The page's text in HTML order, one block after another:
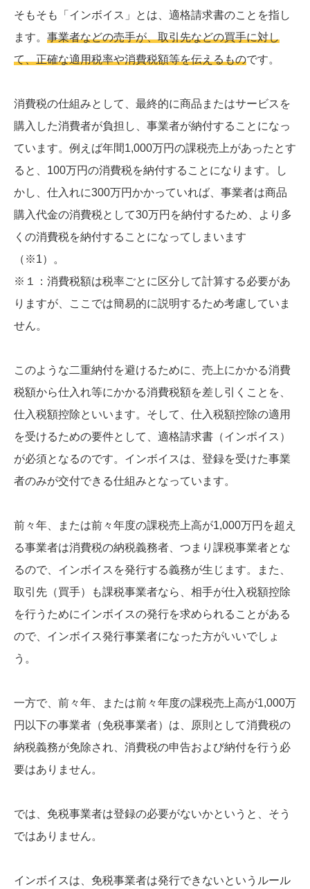
そもそも「インボイス」とは、適格請求書のことを指し
ます。 事業者などの売手が、取引先などの買手に対し
て、正確な適用税率や消費税額等を伝えるものです。
消費税の仕組みとして、最終的に商品またはサービスを
購入した消費者が負担し、事業者が納付することになっ
ています。例えば年間1,000万円の課税売上があったとす
ると、100万円の消費税を納付することになります。し
かし、仕入れに300万円かかっていれば、事業者は商品
購入代金の消費税として30万円を納付するため、より多
くの消費税を納付することになってしまいます
（※1）。
※１：消費税額は税率ごとに区分して計算する必要があ
りますが、ここでは簡易的に説明するため考慮していま
せん。
このような二重納付を避けるために、売上にかかる消費
税額から仕入れ等にかかる消費税額を差し引くことを、
仕入税額控除といいます。そして、仕入税額控除の適用
を受けるための要件として、適格請求書（インボイス）
が必須となるのです。インボイスは、登録を受けた事業
者のみが交付できる仕組みとなっています。
前々年、または前々年度の課税売上高が1,000万円を超え
る事業者は消費税の納税義務者、つまり課税事業者とな
るので、インボイスを発行する義務が生じます。また、
取引先（買手）も課税事業者なら、相手が仕入税額控除
を行うためにインボイスの発行を求められることがある
ので、インボイス発行事業者になった方がいいでしょ
う。
一方で、前々年、または前々年度の課税売上高が1,000万
円以下の事業者（免税事業者）は、原則として消費税の
納税義務が免除され、消費税の申告および納付を行う必
要はありません。
では、免税事業者は登録の必要がないかというと、そう
ではありません。
インボイスは、免税事業者は発行できないというルール